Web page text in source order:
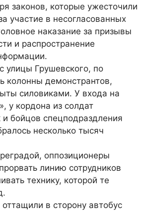
законов, которые ужесточили
участие в несогласованных
наказание за призывы
и распространение
улицы Грушевского, по
колонны демонстрантов,
силовиками. У входа на
у кордона из солдат
и бойцов спецподраздления
несколько тысяч
оппозиционеры
линию сотрудников
технику, которой те
в сторону автобус